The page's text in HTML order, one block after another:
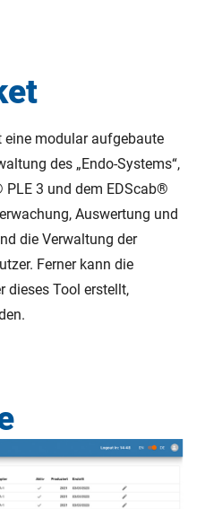
eine modular aufgebaute
des „Endo-Systems“,
PLE 3 und dem EDScab®
Auswertung und
die Verwaltung der
Ferner kann die
dieses Tool erstellt,